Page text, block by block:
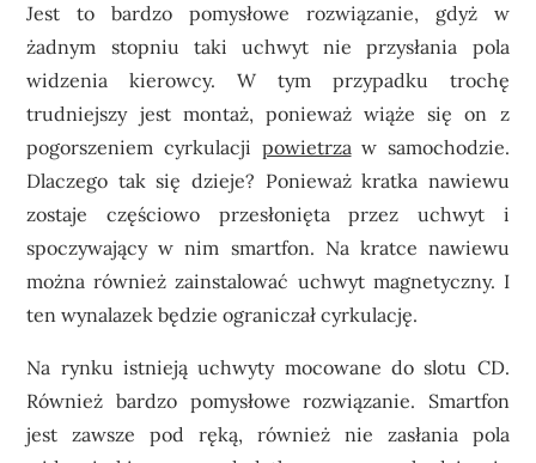
Jest to bardzo pomysłowe rozwiązanie, gdyż w
żadnym stopniu taki uchwyt nie przysłania pola
widzenia kierowcy. W tym przypadku trochę
trudniejszy jest montaż, ponieważ wiąże się on z
pogorszeniem cyrkulacji powietrzaw samochodzie.
Dlaczego tak się dzieje? Ponieważ kratka nawiewu
zostaje częściowo przesłonięta przez uchwyt i
spoczywający w nim smartfon. Na kratce nawiewu
można również zainstalować uchwyt magnetyczny. I
ten wynalazek będzie ograniczał cyrkulację.
Na rynku istnieją uchwyty mocowane do slotu CD.
Również bardzo pomysłowe rozwiązanie. Smartfon
jest zawsze pod ręką, również nie zasłania pola